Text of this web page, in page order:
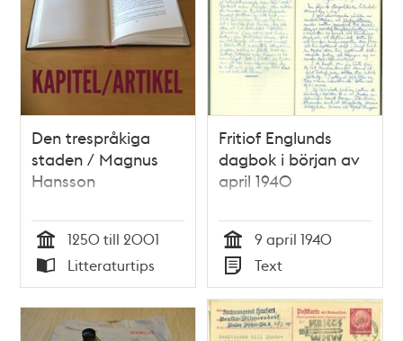
Den trespråkiga
staden / Magnus
Hansson
Tid
1250 till 2001
Typ
Litteraturtips
Fritiof Englunds
dagbok i början av
april 1940
Tid
9 april 1940
Typ
Text